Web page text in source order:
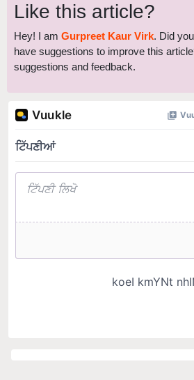
Like this article?
Hey! I am Gurpreet Kaur Virk. Did
have suggestions to improve this
suggestions and feedback.